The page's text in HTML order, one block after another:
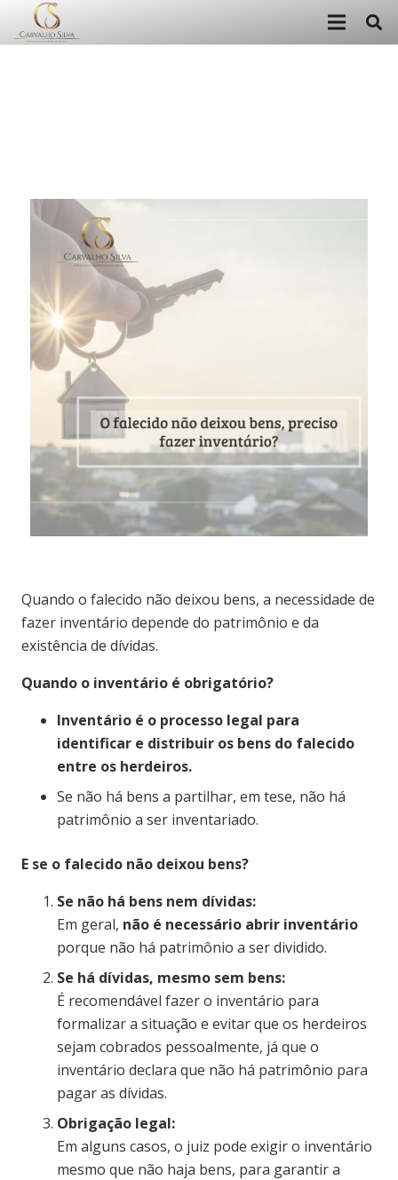
Quando o falecido não deixou bens, a necessidade de
fazer inventário depende do patrimônio e da
existência de dívidas.
Quando o inventário é obrigatório?
Inventário é o processo legal para
identificar e distribuir os bens do falecido
entre os herdeiros.
Se não há bens a partilhar, em tese, não há
patrimônio a ser inventariado.
E se o falecido não deixou bens?
Se não há bens nem dívidas:
Em geral, não é necessário abrir inventário
porque não há patrimônio a ser dividido.
Se há dívidas, mesmo sem bens:
É recomendável fazer o inventário para
formalizar a situação e evitar que os herdeiros
sejam cobrados pessoalmente, já que o
inventário declara que não há patrimônio para
pagar as dívidas.
Obrigação legal:
Em alguns casos, o juiz pode exigir o inventário
mesmo que não haja bens, para garantir a